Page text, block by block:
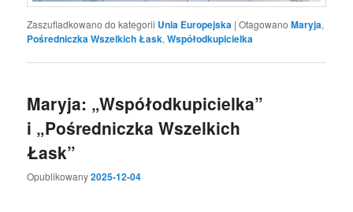
Zaszufladkowano do kategorii Unia Europejska |Otagowano Maryja,
Pośredniczka Wszelkich Łask,Współodkupicielka
Maryja: „Współodkupicielka”
i „Pośredniczka Wszelkich
Łask”
Opublikowany2025-12-04